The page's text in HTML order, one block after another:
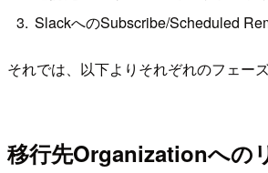
SlackへのSubscribe/Scheduled
それでは、以下よりそれぞれのフェー
移行先Organizationへの